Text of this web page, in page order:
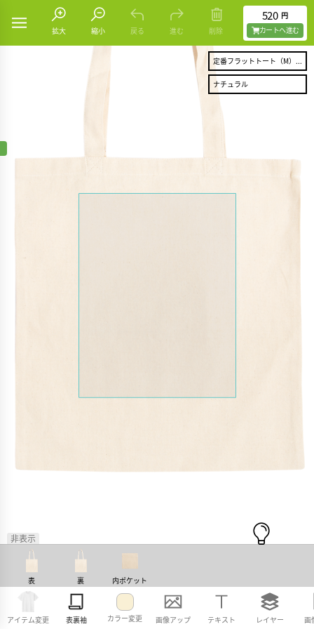
拡大 縮小 戻る 進む 削除
520 円
カートヘ進む
アイテム変更 表裏袖 カラー変更 画像アップ テキスト レイヤー 画
定番フラットトート（M）...
ナチュラル
表 裏 内ポケット
非表示